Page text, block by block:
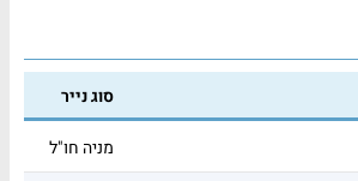
סוג נייר
מניה חו"ל